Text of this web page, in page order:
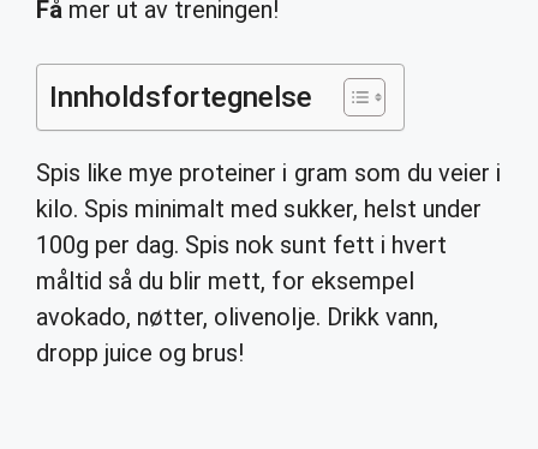
Få mer ut av treningen!
Innholdsfortegnelse
Spis like mye proteiner i gram som du veier i
kilo. Spis minimalt med sukker, helst under
100g per dag. Spis nok sunt fett i hvert
måltid så du blir mett, for eksempel
avokado, nøtter, olivenolje. Drikk vann,
dropp juice og brus!